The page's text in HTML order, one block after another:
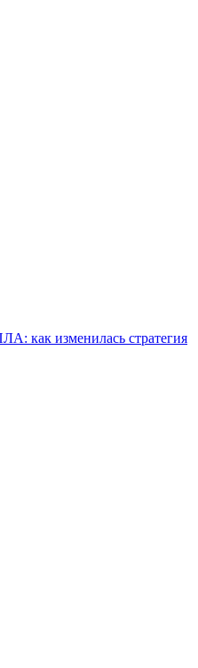
как изменилась стратегия